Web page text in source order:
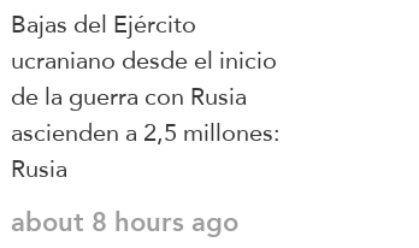
Bajas del Ejército
ucraniano desde el inicio
de la guerra con Rusia
ascienden a 2,5 millones:
Rusia
about 8 hours ago